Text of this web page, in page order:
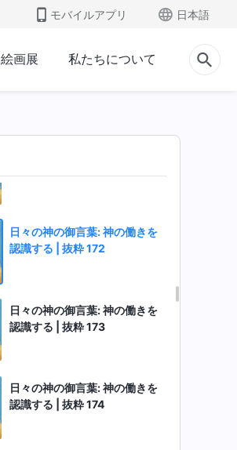
モバイルアプリ 日本語
絵画展 私たちについて
日々の神の御言葉: 神の働きを
認識する | 抜粋 172
日々の神の御言葉: 神の働きを
認識する | 抜粋 173
日々の神の御言葉: 神の働きを
認識する | 抜粋 174